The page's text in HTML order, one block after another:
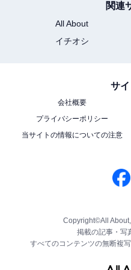
関連
All About
イチオシ
サ
会社概要
プライバシーポリシー
当サイトの情報についての注意
Copyright©All
掲載の記事・写
すべてのコンテンツの無断複